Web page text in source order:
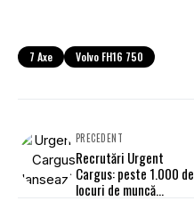
7 Axe Volvo FH16 750
PRECEDENT
Recrutări Urgent
Cargus: peste 1.000 de
locuri de muncă